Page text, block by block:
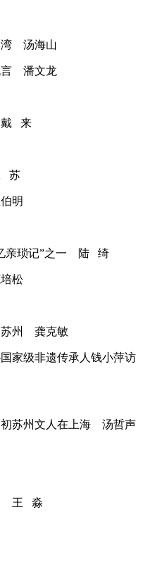
汤海山
潘文龙
戴 来
苏
明
琐记”之一 陆 绮
松
州 龚克敏
家级非遗传承人钱小萍访
苏州文人在上海 汤哲声
王 淼